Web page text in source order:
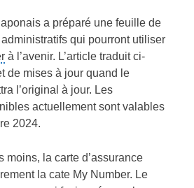
a préparé une feuille de
qui pourront utiliser
à l’avenir. L’article traduit ci-
de mises à jour quand le
l’original à jour. Les
actuellement sont valables
2024.
moins, la carte d’assurance
la cate My Number. Le